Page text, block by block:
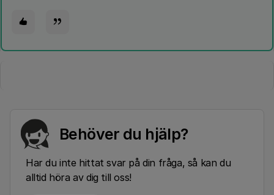
Behöver du hjälp?
Har du inte hittat svar på din fråga, så kan du
alltid höra av dig till oss!